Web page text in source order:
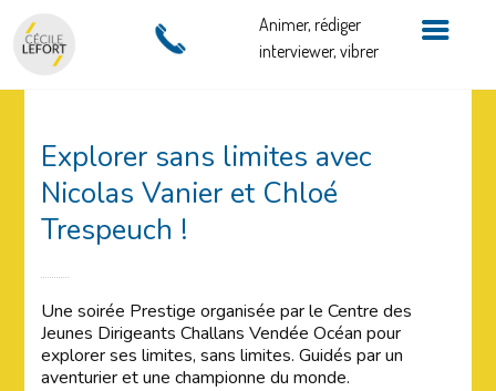
Explorer sans limites avec
Nicolas Vanier et Chloé
Trespeuch !
Une soirée Prestige organisée par le Centre des
Jeunes Dirigeants Challans Vendée Océan pour
explorer ses limites, sans limites. Guidés par un
aventurier et une championne du monde.
Animer, rédiger
interviewer, vibrer